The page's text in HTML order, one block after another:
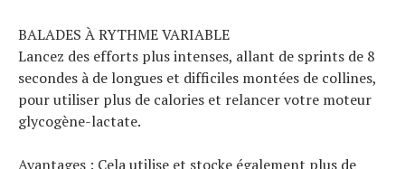
BALADES À RYTHME VARIABLE
Lancez des efforts plus intenses, allant de sprints de 8
secondes à de longues et difficiles montées de collines,
pour utiliser plus de calories et relancer votre moteur
glycogène-lactate.
Avantages : Cela utilise et stocke également plus de